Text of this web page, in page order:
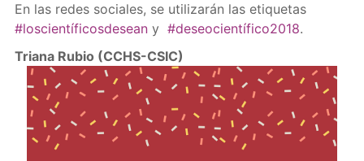
En las redes sociales, se utilizarán las etiquetas
#loscientíficosdeseany #deseocientífico2018.
Triana Rubio (CCHS-CSIC)